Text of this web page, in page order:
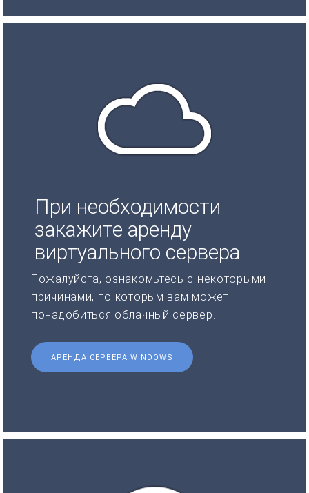
При необходимости
закажите аренду
виртуального сервера
Пожалуйста, ознакомьтесь с некоторыми
причинами, по которым вам может
понадобиться облачный сервер.
АРЕНДА СЕРВЕРА WINDOWS